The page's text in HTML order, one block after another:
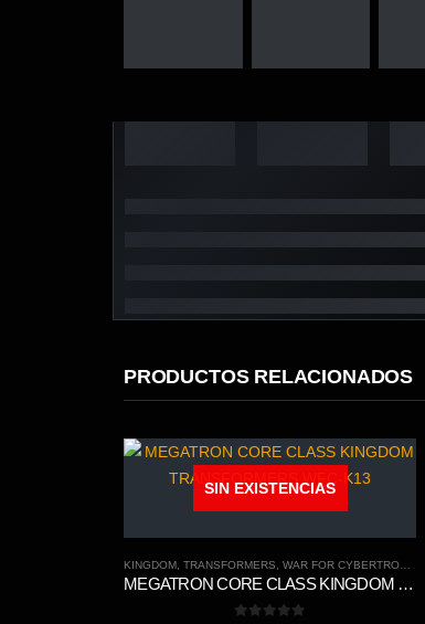
PRODUCTOS RELACIONADOS
SIN EXISTENCIAS
KINGDOM, TRANSFORMERS, WAR FOR CYBERTRON TRILOGY
MEGATRON CORE CLASS KINGDOM TRANSFORMERS WFC-K13